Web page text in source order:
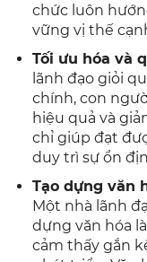
chức luôn
vững vị thế
Tối ưu hóa và
lãnh đạo giỏi
chính, con
hiệu quả và
chỉ giúp đạt
duy trì sự ổn
Tạo dựng văn
Một nhà lãnh
dựng văn hóa
cảm thấy gắn